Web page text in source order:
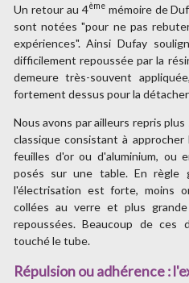
Un retour au 4èmemémoire de
sont notées "pour ne pas
expériences". Ainsi Dufay
difficilement repoussée par la
demeure très-souvent
fortement dessus pour la
Nous avons par ailleurs repris
classique consistant à
feuilles d'or ou d'aluminium, ou
posés sur une table. En règle
l'électrisation est forte, moins
collées au verre et plus
repoussées. Beaucoup de ces
touché le tube.
Répulsion ou adhérence :